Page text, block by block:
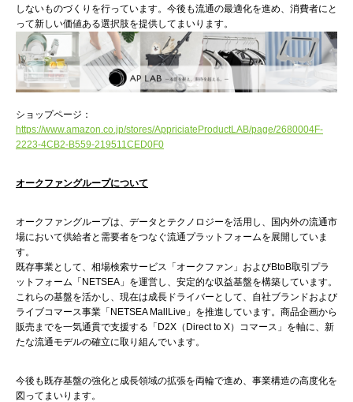
しないものづくりを行っています。今後も流通の最適化を進め、消費者にと
って新しい価値ある選択肢を提供してまいります。
ショップページ：
https://www.amazon.co.jp/stores/AppriciateProductLAB/page/2680004F-
2223-4CB2-B559-219511CED0F0
オークファングループについて
オークファングループは、データとテクノロジーを活用し、国内外の流通市
場において供給者と需要者をつなぐ流通プラットフォームを展開していま
す。
既存事業として、相場検索サービス「オークファン」およびBtoB取引プラ
ットフォーム「NETSEA」を運営し、安定的な収益基盤を構築しています。
これらの基盤を活かし、現在は成長ドライバーとして、自社ブランドおよび
ライブコマース事業「NETSEA MallLive」を推進しています。商品企画から
販売までを一気通貫で支援する「D2X（Direct to X）コマース」を軸に、新
たな流通モデルの確立に取り組んでいます。
今後も既存基盤の強化と成長領域の拡張を両輪で進め、事業構造の高度化を
図ってまいります。